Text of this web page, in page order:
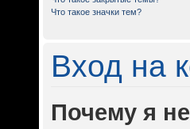
Что такое значки тем?
Вход на
Почему я